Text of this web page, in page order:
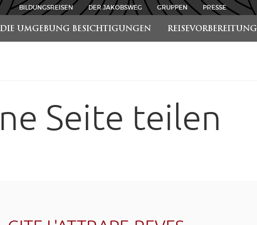
DIE UMGEBUNG BESICHTIGUNGEN REISEVORBEREITUNG
BILDUNGSREISEN DER JAKOBSWEG GRUPPEN PRESSE
Seite teilen